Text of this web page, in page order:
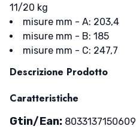
11/20 kg
misure mm - A: 203,4
misure mm - B: 185
misure mm - C: 247,7
Descrizione Prodotto
Caratteristiche
Gtin/Ean: 8033137150609